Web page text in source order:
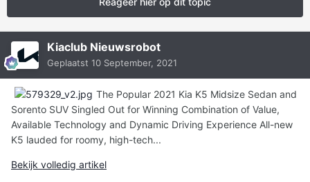
Kiaclub Nieuwsrobot
Geplaatst 10 September, 2021
The Popular 2021 Kia K5 Midsize Sedan and
Sorento SUV Singled Out for Winning Combination of Value,
Available Technology and Dynamic Driving Experience All-new
K5 lauded for roomy, high-tech...
Bekijk volledig artikel